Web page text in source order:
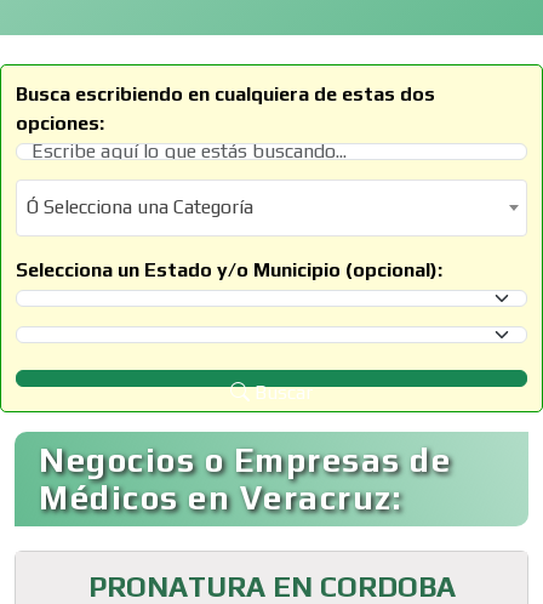
Busca escribiendo en cualquiera de estas dos
opciones:
Ó Selecciona una Categoría
Ó Selecciona una Categoría
Selecciona un Estado y/o Municipio (opcional):
Selecciona un Estado
Selecciona un Municipio
Buscar
Negocios o Empresas de
Médicos en Veracruz:
PRONATURA EN CORDOBA